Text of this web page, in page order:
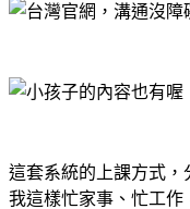
這套系統的上課方式
我這樣忙家事、忙工